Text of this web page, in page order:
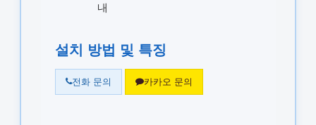
내
설치 방법 및 특징
전화 문의 카카오 문의